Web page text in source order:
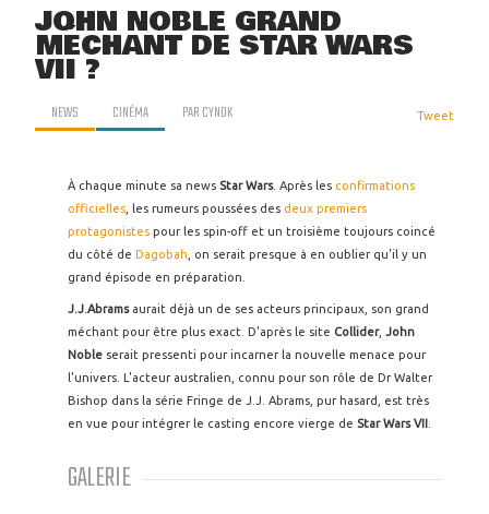
JOHN NOBLE GRAND
MÉCHANT DE STAR WARS
VII ?
NEWS CINÉMA PARCYNOK Tweet
À chaque minute sa news Star Wars. Après les confirmations
officielles , les rumeurs poussées des deux premiers
protagonistes pour les spin-off et un troisième toujours coincé
du côté de Dagobah , on serait presque à en oublier qu'il y un
grand épisode en préparation.
J.J.Abramsaurait déjà un de ses acteurs principaux, son grand
méchant pour être plus exact. D'après le site Collider, John
Noble serait pressenti pour incarner la nouvelle menace pour
l'univers. L'acteur australien, connu pour son rôle de Dr Walter
Bishop dans la série Fringe de J.J. Abrams, pur hasard, est très
en vue pour intégrer le casting encore vierge de Star Wars VII
GALERIE